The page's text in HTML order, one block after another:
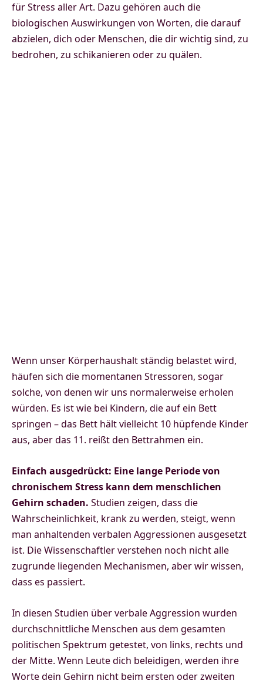
für Stress aller Art. Dazu gehören auch die
biologischen Auswirkungen von Worten, die darauf
abzielen, dich oder Menschen, die dir wichtig sind, zu
bedrohen, zu schikanieren oder zu quälen.
Wenn unser Körperhaushalt ständig belastet wird,
häufen sich die momentanen Stressoren, sogar
solche, von denen wir uns normalerweise erholen
würden. Es ist wie bei Kindern, die auf ein Bett
springen – das Bett hält vielleicht 10 hüpfende Kinder
aus, aber das 11. reißt den Bettrahmen ein.
Einfach ausgedrückt: Eine lange Periode von
chronischem Stress kann dem menschlichen
Gehirn schaden. Studien zeigen, dass die
Wahrscheinlichkeit, krank zu werden, steigt, wenn
man anhaltenden verbalen Aggressionen ausgesetzt
ist. Die Wissenschaftler verstehen noch nicht alle
zugrunde liegenden Mechanismen, aber wir wissen,
dass es passiert.
In diesen Studien über verbale Aggression wurden
durchschnittliche Menschen aus dem gesamten
politischen Spektrum getestet, von links, rechts und
der Mitte. Wenn Leute dich beleidigen, werden ihre
Worte dein Gehirn nicht beim ersten oder zweiten